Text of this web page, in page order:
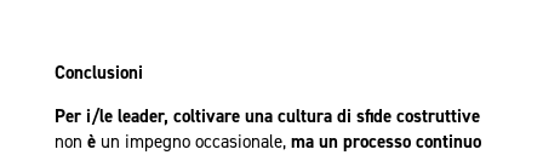
Conclusioni
Per i/le leader, coltivare una cultura di sfide costruttive
non èun impegno occasionale, ma un processo continuo